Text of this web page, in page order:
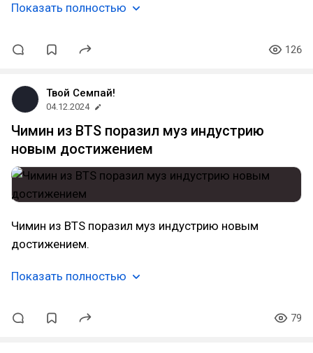
Показать полностью
126
Твой Семпай!
04.12.2024
Чимин из BTS поразил муз индустрию
новым достижением
Чимин из BTS поразил муз индустрию новым
достижением.
Показать полностью
79